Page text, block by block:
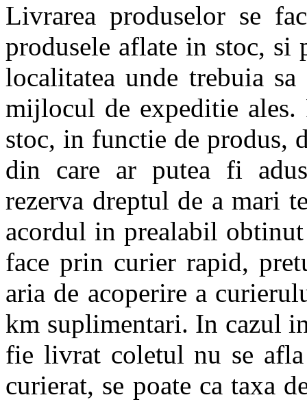
Livrarea produselor se
produsele aflate in stoc,
localitatea unde trebuia
mijlocul de expeditie ales.
stoc, in functie de produs,
din care ar putea fi
rezerva dreptul de a mari
acordul in prealabil
face prin curier rapid,
aria de acoperire a
km suplimentari. In cazul
fie livrat coletul nu se
curierat, se poate ca taxa